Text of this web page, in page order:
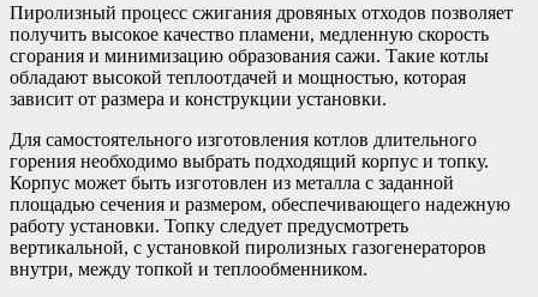
Пиролизный процесс сжигания дровяных отходов позволяет
получить высокое качество пламени, медленную скорость
сгорания и минимизацию образования сажи. Такие котлы
обладают высокой теплоотдачей и мощностью, которая
зависит от размера и конструкции установки.
Для самостоятельного изготовления котлов длительного
горения необходимо выбрать подходящий корпус и топку.
Корпус может быть изготовлен из металла с заданной
площадью сечения и размером, обеспечивающего надежную
работу установки. Топку следует предусмотреть
вертикальной, с установкой пиролизных газогенераторов
внутри, между топкой и теплообменником.